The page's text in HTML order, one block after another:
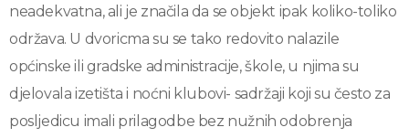
neadekvatna, ali je značila da se objekt ipak koliko-toliko
održava. U dvoricma su se tako redovito nalazile
općinske ili gradske administracije, škole, u njima su
djelovala izetišta i noćni klubovi- sadržaji koji su često za
posljedicu imali prilagodbe bez nužnih odobrenja